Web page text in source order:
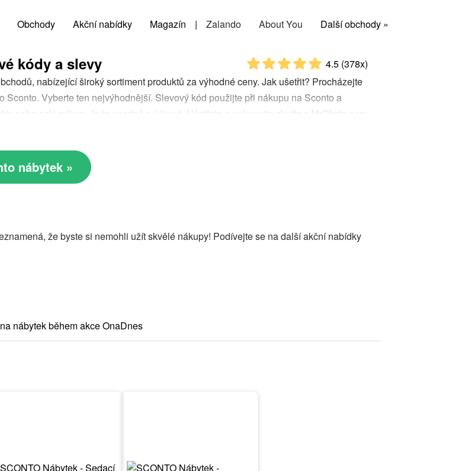
Obchody Akční nabídky Magazín | Zalando About You Další obchody »
kódy a slevy 4.5 (378x)
nabízející široký sortiment produktů za výhodné ceny. Jak ušetřit? Procházejte
Sconto. Vyberte ten nejvýhodnější. Slevový kód použijte při nákupu na Sconto a
nebo celý nákup. Je to snadné a účinné. Ušetřete a nakupujte chytře s MrOferto.com
nábytek »
že byste si nemohli užít skvělé nákupy! Podívejte se na další akční nabídky
nábytek během akce OnaDnes